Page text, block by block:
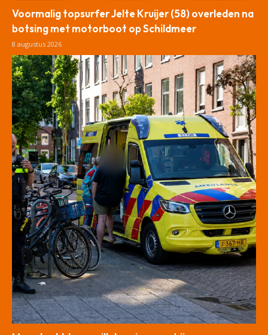
Voormalig topsurfer Jelte Kruijer (58) overleden na
botsing met motorboot op Schildmeer
8 augustus 2026